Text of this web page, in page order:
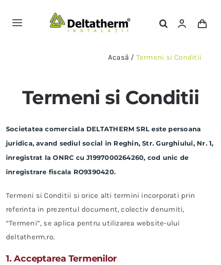
Toggle
Contact
Acasă / Termeni si Conditii
Termeni si Conditii
Societatea comerciala DELTATHERM SRL este persoana
juridica, avand sediul social in Reghin, Str. Gurghiului, Nr. 1,
inregistrat la ONRC cu J1997000264260, cod unic de
inregistrare fiscala RO9390420.
Termeni si Conditii si orice alti termini incorporati prin
referinta in prezentul document, colectiv denumiti,
“Termeni”, se aplica pentru utilizarea website-ului
deltatherm.ro.
1. Acceptarea Termenilor